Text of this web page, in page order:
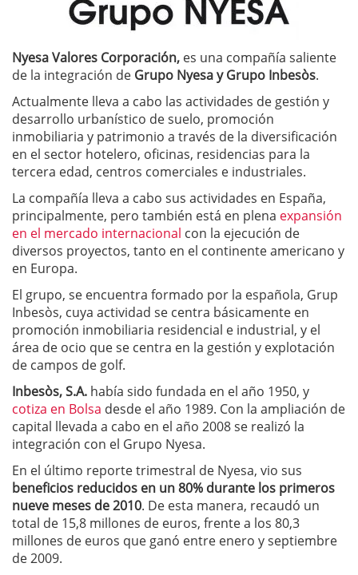
Nyesa Valores Corporación, es una compañía saliente
de la integración de Grupo Nyesa y Grupo Inbesòs.
Actualmente lleva a cabo las actividades de gestión y
desarrollo urbanístico de suelo, promoción
inmobiliaria y patrimonio a través de la diversificación
en el sector hotelero, oficinas, residencias para la
tercera edad, centros comerciales e industriales.
La compañía lleva a cabo sus actividades en España,
principalmente, pero también está en plena expansión
en el mercado internacional con la ejecución de
diversos proyectos, tanto en el continente americano y
en Europa.
El grupo, se encuentra formado por la española, Grup
Inbesòs, cuya actividad se centra básicamente en
promoción inmobiliaria residencial e industrial, y el
área de ocio que se centra en la gestión y explotación
de campos de golf.
Inbesòs, S.A. había sido fundada en el año 1950, y
cotiza en Bolsa desde el año 1989. Con la ampliación de
capital llevada a cabo en el año 2008 se realizó la
integración con el Grupo Nyesa.
En el último reporte trimestral de Nyesa, vio sus
beneficios reducidos en un 80% durante los primeros
nueve meses de 2010. De esta manera, recaudó un
total de 15,8 millones de euros, frente a los 80,3
millones de euros que ganó entre enero y septiembre
de 2009.